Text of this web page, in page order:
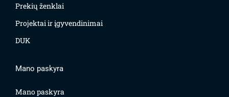
Prekių ženklai
Projektai ir įgyvendinimai
DUK
Mano paskyra
Mano paskyra